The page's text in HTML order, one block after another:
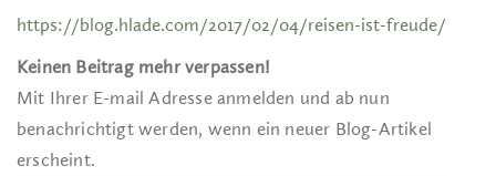
https://blog.hlade.com/2017/02/04/reisen-ist-freude/
Keinen Beitrag mehr verpassen!
Mit Ihrer E-mail Adresse anmelden und ab nun
benachrichtigt werden, wenn ein neuer Blog-Artikel
erscheint.